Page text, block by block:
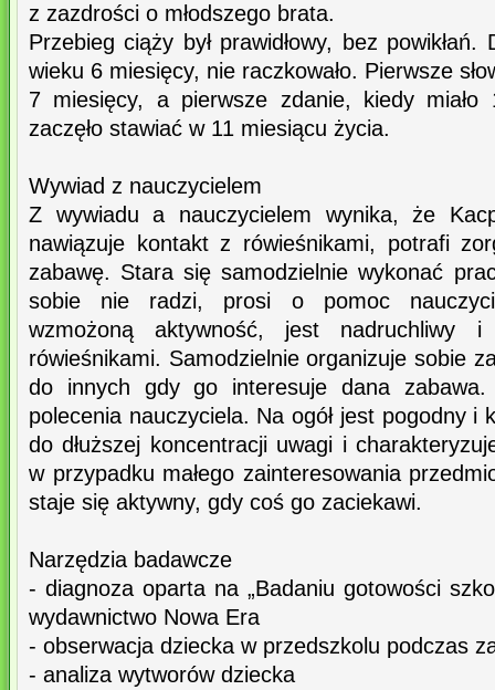
z zazdrości o młodszego brata.
Przebieg ciąży był prawidłowy, bez powikłań.
wieku 6 miesięcy, nie raczkowało. Pierwsze
7 miesięcy, a pierwsze zdanie, kiedy
zaczęło stawiać w 11 miesiącu życia.
Wywiad z nauczycielem
Z wywiadu a nauczycielem wynika, że
nawiązuje kontakt z rówieśnikami, potrafi
zabawę. Stara się samodzielnie wykonać
sobie nie radzi, prosi o pomoc
wzmożoną aktywność, jest
rówieśnikami. Samodzielnie organizuje sobie
do innych gdy go interesuje dana
polecenia nauczyciela. Na ogół jest pogodny i
do dłuższej koncentracji uwagi i
w przypadku małego zainteresowania
staje się aktywny, gdy coś go zaciekawi.
Narzędzia badawcze
- diagnoza oparta na „Badaniu gotowości
wydawnictwo Nowa Era
- obserwacja dziecka w przedszkolu podczas
- analiza wytworów dziecka